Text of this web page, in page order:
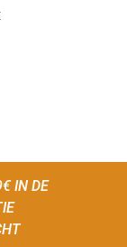
IN DE